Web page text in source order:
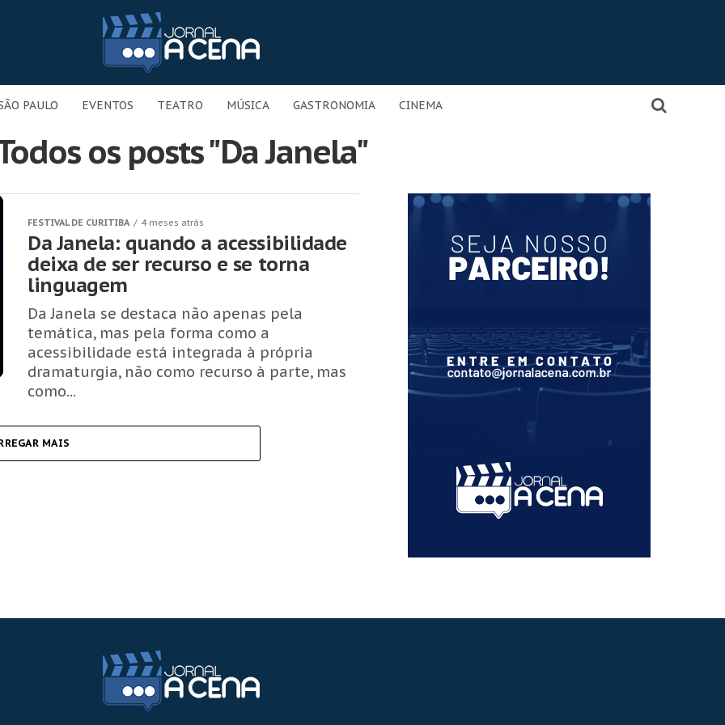
PAULO EVENTOS TEATRO MÚSICA GASTRONOMIA CINEMA
os posts "Da Janela"
FESTIVAL DE CURITIBA 4 meses atrás
Da Janela: quando a acessibilidade
deixa de ser recurso e se torna
linguagem
Da Janela se destaca não apenas pela
temática, mas pela forma como a
acessibilidade está integrada à própria
dramaturgia, não como recurso à parte, mas
como...
MAIS